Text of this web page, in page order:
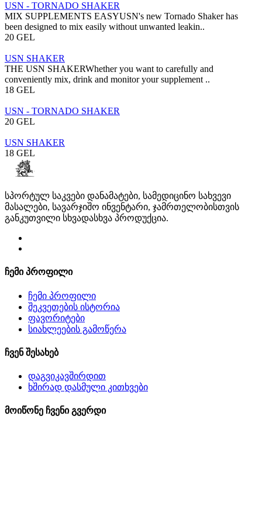
USN - TORNADO SHAKER
MIX SUPPLEMENTS EASYUSN's new Tornado Shaker has
been designed to mix easily without unwanted leakin..
20 GEL
USN SHAKER
THE USN SHAKERWhether you want to carefully and
conveniently mix, drink and monitor your supplement ..
18 GEL
USN - TORNADO SHAKER
20 GEL
USN SHAKER
18 GEL
სპორტულ საკვები დანამატები, სამედიცინო სახვევი
მასალები, სავარჯიშო ინვენტარი, ჯამრთელობისთვის
განკუთვილი სხვადასხვა პროდუქცია.
ჩემი პროფილი
ჩემი პროფილი
შეკვეთების ისტორია
ფავორიტები
სიახლეების გამოწერა
ჩვენ შესახებ
დაგვიკავშირდით
ხშირად დასმული კითხვები
მოიწონე ჩვენი გვერდი